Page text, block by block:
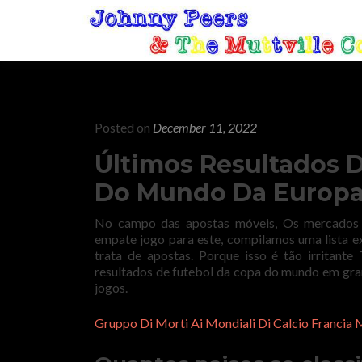
Posted on December 11, 2022
Últimos Resultados
Do Mundo Da Europa
No campo das apostas móveis, Os
empate jogo para este, compilamos uma lista
trata de apostas. Porque isso é tão irritante
resultados de futebol da copa do mundo em
jogos.
Gruppo Di Morti Ai Mondiali Di Calcio Francia